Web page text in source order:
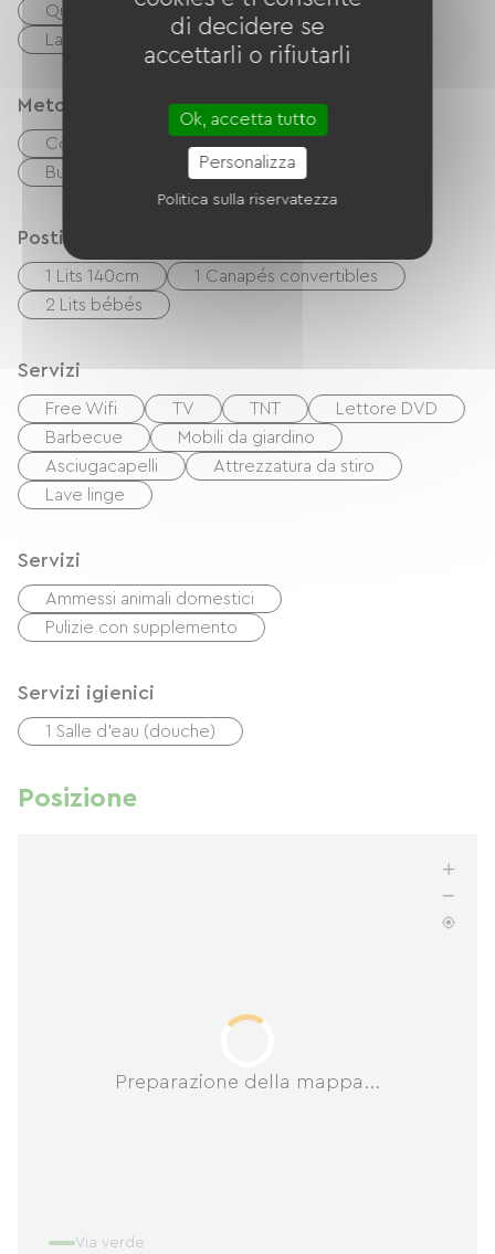
Quattro Cappa
Réfrigérateur
Lave-vaisselle
congélateur
Metodi di pagamento
Controlli
contanti
Buoni vacanza (ANCV)
Posti letto
1 Lits 140cm
1 Canapés convertibles
2 Lits bébés
Servizi
Free Wifi TV TNT
Lettore DVD
Barbecue
Mobili da giardino
Asciugacapelli
Attrezzatura da stiro
Lave linge
Servizi
Ammessi animali domestici
Pulizie con supplemento
Servizi igienici
1 Salle d'eau (douche)
Posizione
Preparazione della mappa...
Via verde
di decidere se
accettarli o rifiutarli
Ok, accetta tutto
Personalizza
Politica sulla riservatezza